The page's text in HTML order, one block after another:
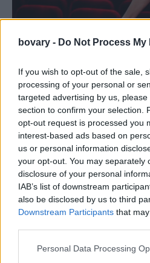
bovary - Do Not Process
If you wish to opt-out of the sale,
processing of your personal or
targeted advertising by us,
section to confirm your selection.
opt-out request is processed you
interest-based ads based on
us or personal information
your opt-out. You may separately
disclosure of your personal
IAB’s list of downstream
also be disclosed by us to third
Downstream Participants that
Personal Data Processing
PEOPLE AND STYLE
H δημόσια τοποθέτηση της
Διδασκάλου για τις
θεάτρου
16 FEB 2021